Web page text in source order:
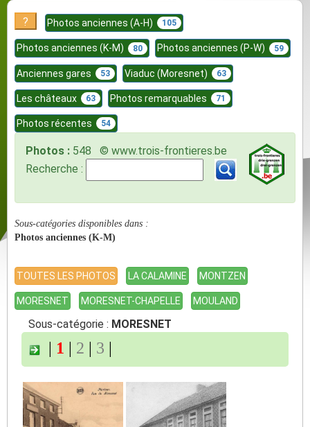
? Photos anciennes (A-H) 105
Photos anciennes (K-M) 80 Photos anciennes (P-W) 59
Anciennes gares 53 Viaduc (Moresnet) 63
Les châteaux 63 Photos remarquables 71
Photos récentes 54
Photos : 548 © www.trois-frontieres.be
Recherche :
Sous-catégories disponibles dans :
Photos anciennes (K-M)
TOUTES LES PHOTOS LA CALAMINE MONTZEN
MORESNET MORESNET-CHAPELLE MOULAND
Sous-catégorie : MORESNET
1 2 3